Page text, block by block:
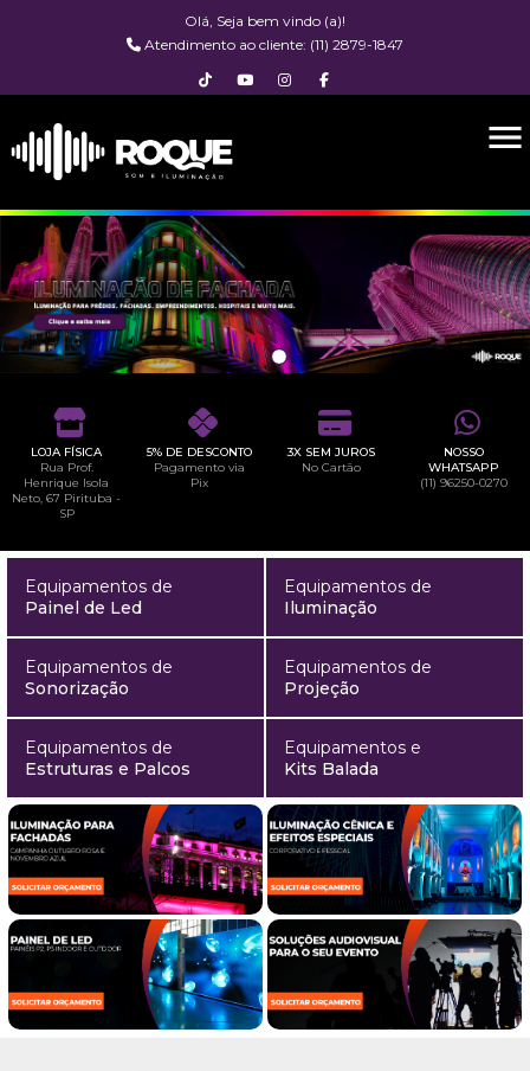
Olá, Seja bem vindo (a)!
Atendimento ao cliente: (11) 2879-1847
LOJA FÍSICA
Rua Prof.
Henrique Isola
Neto, 67 Pirituba -
SP
5% DE DESCONTO
Pagamento via
Pix
3X SEM JUROS
No Cartão
NOSSO
WHATSAPP
(11) 96250-0270
Equipamentos de
Painel de Led
Equipamentos de
Iluminação
Equipamentos de
Sonorização
Equipamentos de
Projeção
Equipamentos de
Estruturas e Palcos
Equipamentos e
Kits Balada